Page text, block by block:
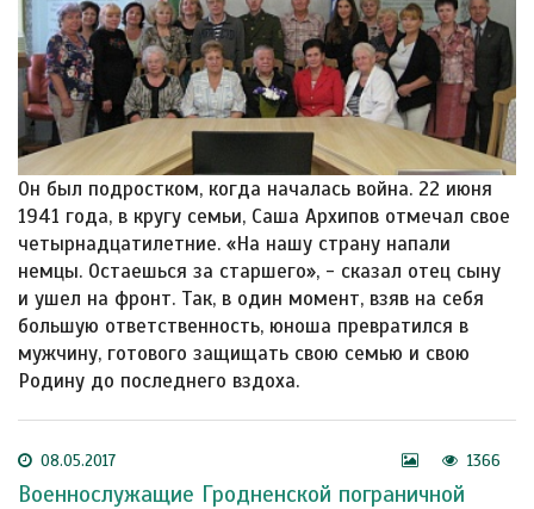
Он был подростком, когда началась война. 22 июня
1941 года, в кругу семьи, Саша Архипов отмечал свое
четырнадцатилетние. «На нашу страну напали
немцы. Остаешься за старшего», - сказал отец сыну
и ушел на фронт. Так, в один момент, взяв на себя
большую ответственность, юноша превратился в
мужчину, готового защищать свою семью и свою
Родину до последнего вздоха.
08.05.2017 1366
Военнослужащие Гродненской пограничной